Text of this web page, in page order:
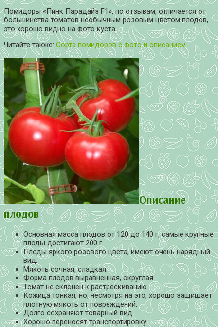
Помидоры «Пинк Парадайз F1», по отзывам, отличается от
большинства томатов необычным розовым цветом плодов,
это хорошо видно на фото куста.
Читайте также: Сорта помидоров с фото и описанием
Описание
плодов
Основная масса плодов от 120 до 140 г, самые крупные
плоды достигают 200 г.
Плоды яркого розового цвета, имеют очень нарядный
вид.
Мякоть сочная, сладкая.
Форма плодов выравненная, округлая.
Томат не склонен к растрескиванию.
Кожица тонкая, но, несмотря на это, хорошо защищает
плотную мякоть от повреждений.
Долго сохраняют товарный вид.
Хорошо переносят транспортировку.